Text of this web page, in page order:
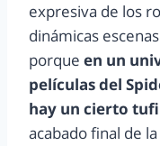
expresiva de los
dinámicas
porque en un
películas del
hay un cierto
acabado final de